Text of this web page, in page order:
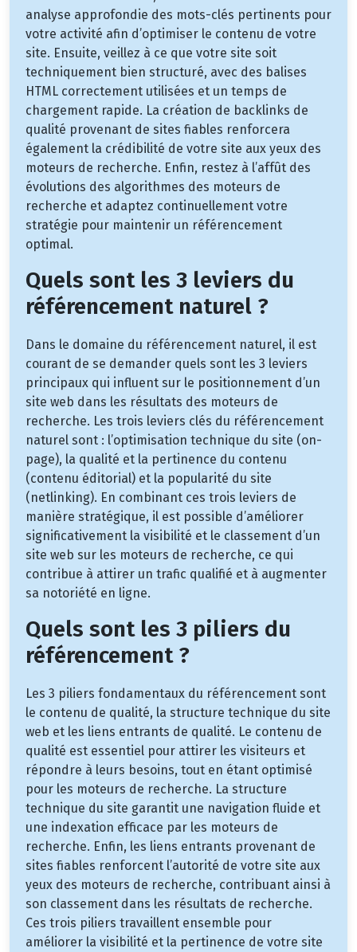
analyse approfondie des mots-clés pertinents pour
votre activité afin d’optimiser le contenu de votre
site. Ensuite, veillez à ce que votre site soit
techniquement bien structuré, avec des balises
HTML correctement utilisées et un temps de
chargement rapide. La création de backlinks de
qualité provenant de sites fiables renforcera
également la crédibilité de votre site aux yeux des
moteurs de recherche. Enfin, restez à l’affût des
évolutions des algorithmes des moteurs de
recherche et adaptez continuellement votre
stratégie pour maintenir un référencement
optimal.
Quels sont les 3 leviers du
référencement naturel ?
Dans le domaine du référencement naturel, il est
courant de se demander quels sont les 3 leviers
principaux qui influent sur le positionnement d’un
site web dans les résultats des moteurs de
recherche. Les trois leviers clés du référencement
naturel sont : l’optimisation technique du site (on-
page), la qualité et la pertinence du contenu
(contenu éditorial) et la popularité du site
(netlinking). En combinant ces trois leviers de
manière stratégique, il est possible d’améliorer
significativement la visibilité et le classement d’un
site web sur les moteurs de recherche, ce qui
contribue à attirer un trafic qualifié et à augmenter
sa notoriété en ligne.
Quels sont les 3 piliers du
référencement ?
Les 3 piliers fondamentaux du référencement sont
le contenu de qualité, la structure technique du site
web et les liens entrants de qualité. Le contenu de
qualité est essentiel pour attirer les visiteurs et
répondre à leurs besoins, tout en étant optimisé
pour les moteurs de recherche. La structure
technique du site garantit une navigation fluide et
une indexation efficace par les moteurs de
recherche. Enfin, les liens entrants provenant de
sites fiables renforcent l’autorité de votre site aux
yeux des moteurs de recherche, contribuant ainsi à
son classement dans les résultats de recherche.
Ces trois piliers travaillent ensemble pour
améliorer la visibilité et la pertinence de votre site